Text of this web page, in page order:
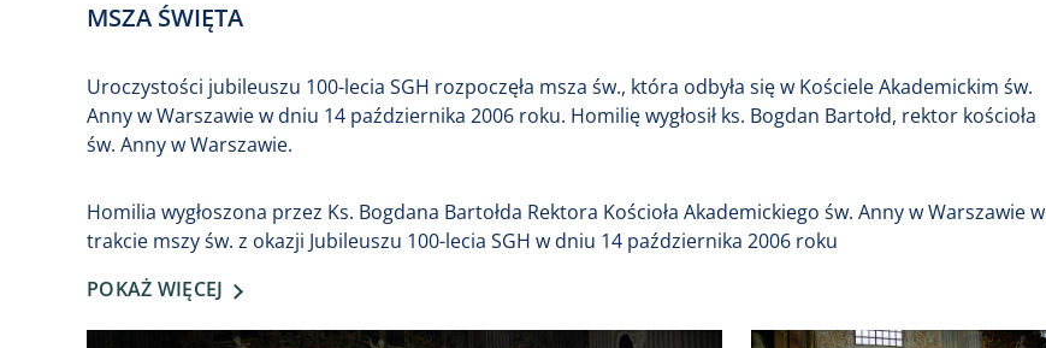
MSZA ŚWIĘTA
Uroczystości jubileuszu 100-lecia SGH rozpoczęła msza św., która odbyła się w Kościele Akademickim św.
Anny w Warszawie w dniu 14 października 2006 roku. Homilię wygłosił ks. Bogdan Bartołd, rektor kościoła
św. Anny w Warszawie.
Homilia wygłoszona przez Ks. Bogdana Bartołda Rektora Kościoła Akademickiego św. Anny w Warszawie w
trakcie mszy św. z okazji Jubileuszu 100-lecia SGH w dniu 14 października 2006 roku
POKAŻ WIĘCEJ